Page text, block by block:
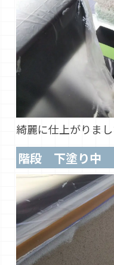
綺麗に仕上がりまし
階段 下塗り中